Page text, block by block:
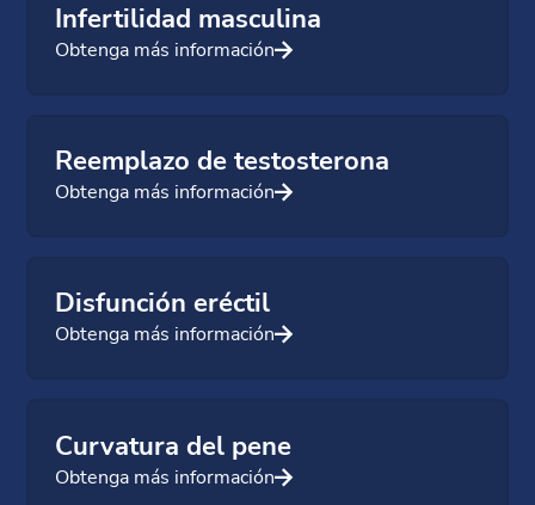
Infertilidad masculina
Obtenga más información
Reemplazo de testosterona
Obtenga más información
Disfunción eréctil
Obtenga más información
Curvatura del pene
Obtenga más información